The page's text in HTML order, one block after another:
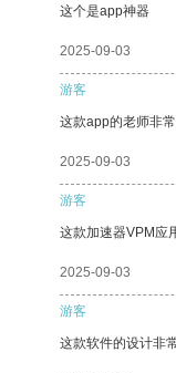
这个是app神器
2025-09-03
游客
这款app的老师非
2025-09-03
游客
这款加速器VPM应
2025-09-03
游客
这款软件的设计非